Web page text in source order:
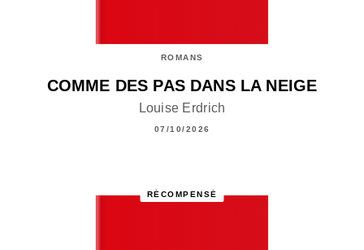
ROMANS
COMME DES PAS DANS LA NEIGE
Louise Erdrich
07/10/2026
RÉCOMPENSÉ